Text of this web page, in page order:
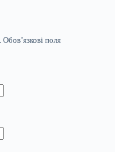
Обов’язкові поля